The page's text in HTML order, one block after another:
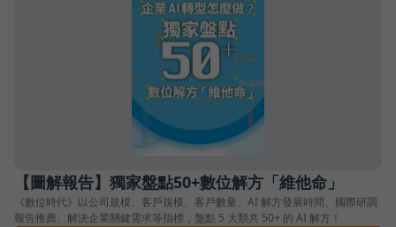
【圖解報告】獨家盤點50+數位解方「維他命」
《數位時代》以公司規模、客戶規模、客戶數量、AI 解方發展時間、國際研調
報告推薦、解決企業關鍵需求等指標，盤點 5 大類共 50+ 的 AI 解方！